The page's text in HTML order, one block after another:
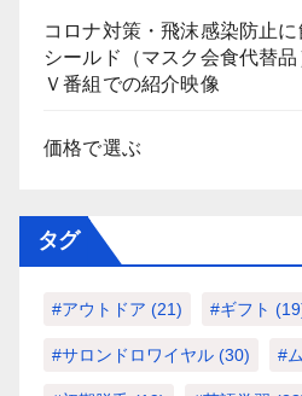
コロナ対策・飛沫感染防止
シールド（マスク会食代替
Ｖ番組での紹介映像
価格で選ぶ
タグ
#アウトドア (21) #ギフト
#サロンドロワイヤル (30) #